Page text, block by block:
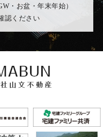
・お盆・年末年始）
認ください